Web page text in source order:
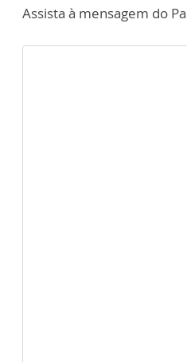
Assista à mensagem do